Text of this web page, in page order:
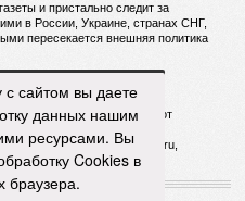
и пристально следит за
в России, Украине, странах СНГ,
пересекается внешняя политика
редактор:Горевой Р. Г.
ЭЛ № ФС 77 - 72681 от
редакции:versia@versia.ru,
сайтом вы даете
данных нашим
ресурсами. Вы
Cookies в
браузера.